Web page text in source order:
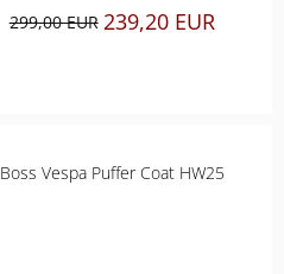
299,00 EUR 239,20 EUR
Boss Vespa Puffer Coat HW25